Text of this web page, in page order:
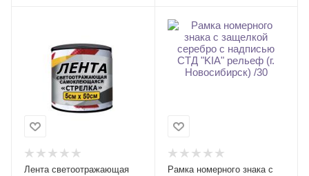
Лента светоотражающая
Рамка номерного знака с